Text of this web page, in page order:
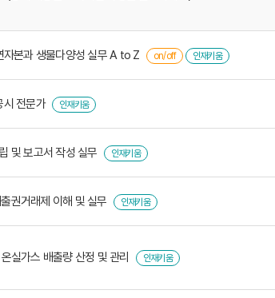
본과 생물다양성 실무 A to Z on/off 인재키움
전문가 인재키움
및 보고서 작성 실무 인재키움
권거래제 이해 및 실무 인재키움
실가스 배출량 산정 및 관리 인재키움